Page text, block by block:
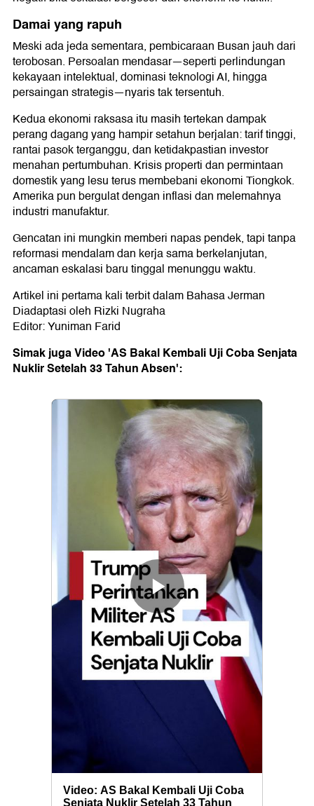
Damai yang rapuh
Meski ada jeda sementara, pembicaraan Busan jauh dari
terobosan. Persoalan mendasar—seperti perlindungan
kekayaan intelektual, dominasi teknologi AI, hingga
persaingan strategis—nyaris tak tersentuh.
Kedua ekonomi raksasa itu masih tertekan dampak
perang dagang yang hampir setahun berjalan: tarif tinggi,
rantai pasok terganggu, dan ketidakpastian investor
menahan pertumbuhan. Krisis properti dan permintaan
domestik yang lesu terus membebani ekonomi Tiongkok.
Amerika pun bergulat dengan inflasi dan melemahnya
industri manufaktur.
Gencatan ini mungkin memberi napas pendek, tapi tanpa
reformasi mendalam dan kerja sama berkelanjutan,
ancaman eskalasi baru tinggal menunggu waktu.
Artikel ini pertama kali terbit dalam Bahasa Jerman
Diadaptasi oleh Rizki Nugraha
Editor: Yuniman Farid
Simak juga Video 'AS Bakal Kembali Uji Coba Senjata
Nuklir Setelah 33 Tahun Absen':